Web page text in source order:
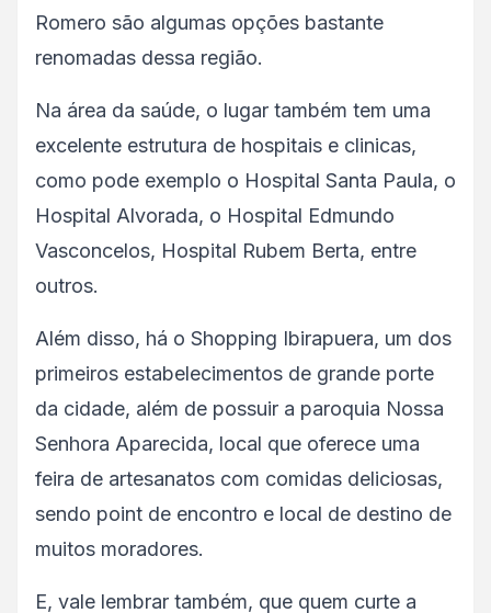
Romero são algumas opções bastante
renomadas dessa região.
Na área da saúde, o lugar também tem uma
excelente estrutura de hospitais e clinicas,
como pode exemplo o Hospital Santa Paula, o
Hospital Alvorada, o Hospital Edmundo
Vasconcelos, Hospital Rubem Berta, entre
outros.
Além disso, há o Shopping Ibirapuera, um dos
primeiros estabelecimentos de grande porte
da cidade, além de possuir a paroquia Nossa
Senhora Aparecida, local que oferece uma
feira de artesanatos com comidas deliciosas,
sendo point de encontro e local de destino de
muitos moradores.
E, vale lembrar também, que quem curte a